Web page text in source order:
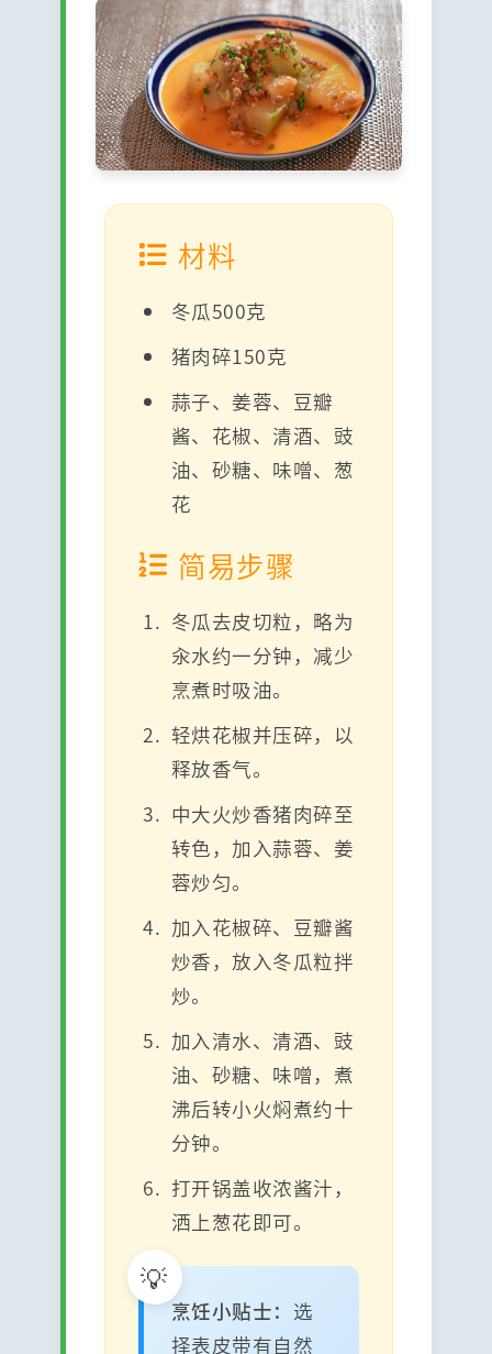
材料
冬瓜500克
猪肉碎150克
蒜子、姜蓉、豆瓣
酱、花椒、清酒、豉
油、砂糖、味噌、葱
花
简易步骤
冬瓜去皮切粒，略为
汆水约一分钟，减少
烹煮时吸油。
轻烘花椒并压碎，以
释放香气。
中大火炒香猪肉碎至
转色，加入蒜蓉、姜
蓉炒匀。
加入花椒碎、豆瓣酱
炒香，放入冬瓜粒拌
炒。
加入清水、清酒、豉
油、砂糖、味噌，煮
沸后转小火焖煮约十
分钟。
打开锅盖收浓酱汁，
洒上葱花即可。
烹饪小贴士： 选
择表皮带有自然